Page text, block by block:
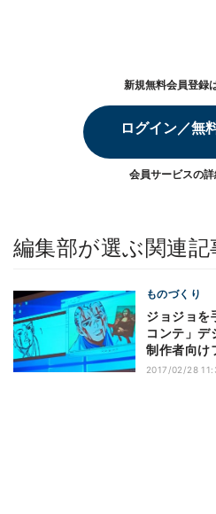
新規無料会員登録
ログイン／無
会員サービスの
編集部が選ぶ関連記
ものづくり
ジョジョを
コンテ」デ
制作者向け
2017/02/28